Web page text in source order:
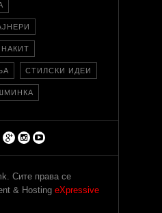
НАКИТ
СТИЛСКИ ИДЕИ
Сите права се
& Hosting eXpressive